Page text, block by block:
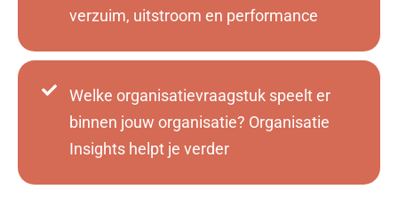
verzuim, uitstroom en performance
Welke organisatievraagstuk speelt er
binnen jouw organisatie? Organisatie
Insights helpt je verder